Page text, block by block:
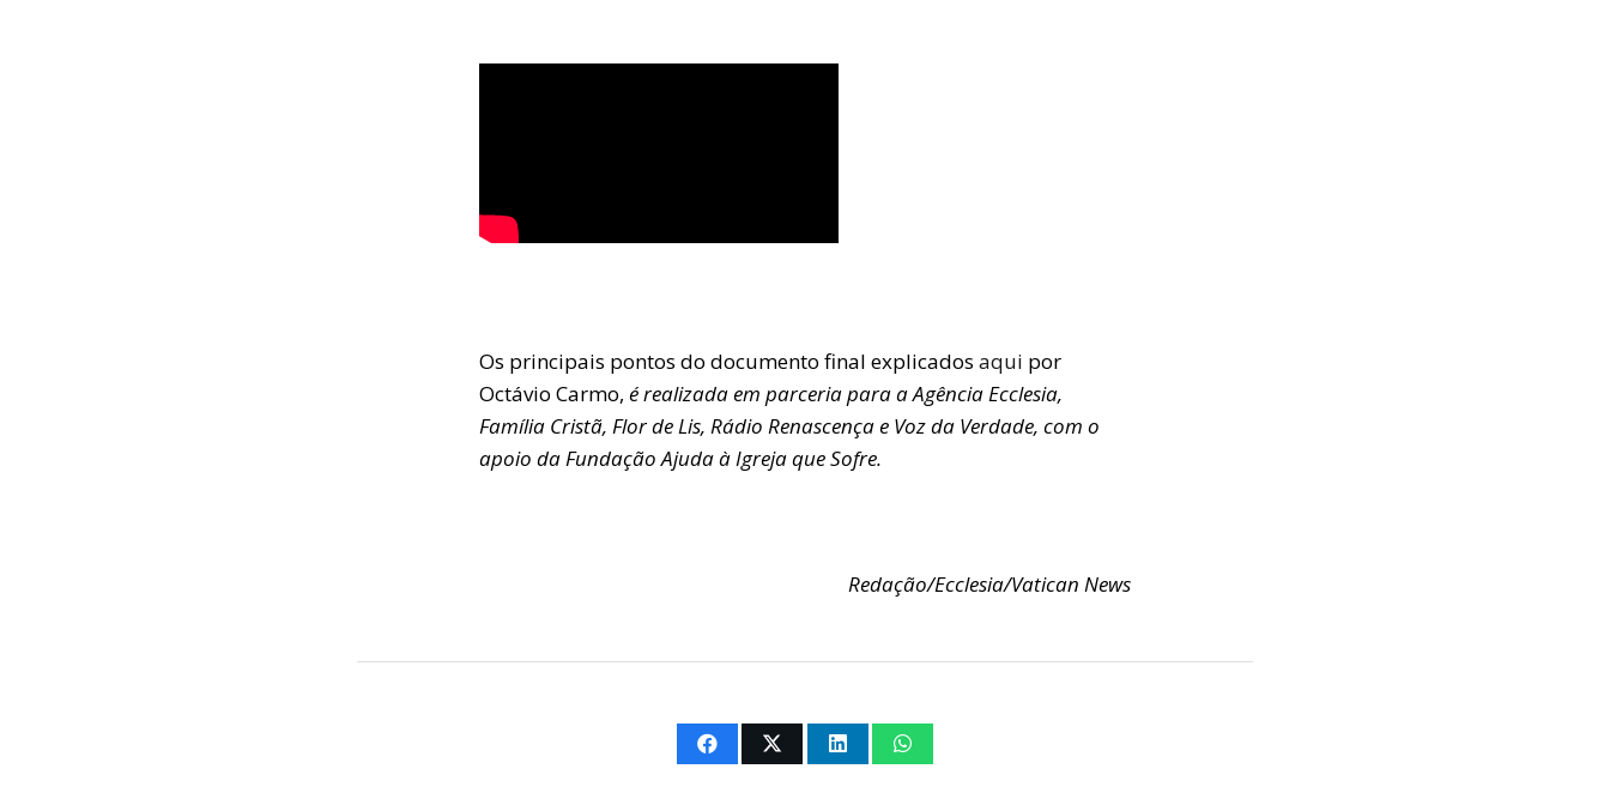
Os principais pontos do documento final explicados aqui por
Octávio Carmo, é realizada em parceria para a Agência Ecclesia,
Família Cristã, Flor de Lis, Rádio Renascença e Voz da Verdade, com o
apoio da Fundação Ajuda à Igreja que Sofre.
Redação/Ecclesia/Vatican News